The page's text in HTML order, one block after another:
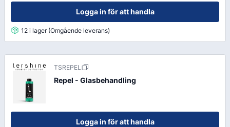
Logga in för att handla
12 i lager (Omgående leverans)
TSREPEL
Repel - Glasbehandling
Logga in för att handla